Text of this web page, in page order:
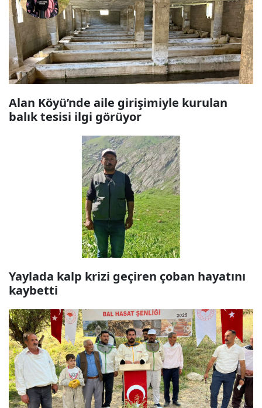
Alan Köyü’nde aile girişimiyle kurulan
balık tesisi ilgi görüyor
Yaylada kalp krizi geçiren çoban hayatını
kaybetti